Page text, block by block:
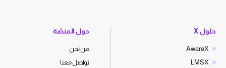
حلول X
AwareX
LMSX
حول المنصّة
من نحن
تواصل معنا